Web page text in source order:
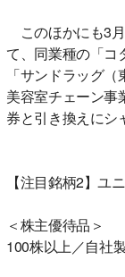
このほかにも3
て、同業種の「コ
「サンドラッグ
美容室チェーン事
券と引き換えにシ
【注目銘柄2】ユ
＜株主優待品＞
100株以上／自社